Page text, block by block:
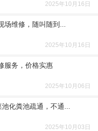
2025年10月16日
维修，随叫随到...
2025年10月16日
服务，价格实惠
2025年10月06日
化粪池疏通，不通...
2025年10月03日